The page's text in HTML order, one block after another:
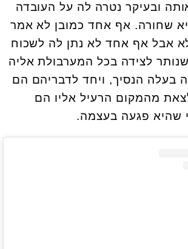
ובעיקר נטרה לה על העובדה
שחורה. אף אחד כמובן לא אמר
אבל אף אחד לא נתן לה לשכוח
לצידה בכל המערבולת אליה
בעלה הנסיך, ויחד לדבריהם הם
מהמקום הרעיל אליו הם
שהיא פגעה בעצמה.